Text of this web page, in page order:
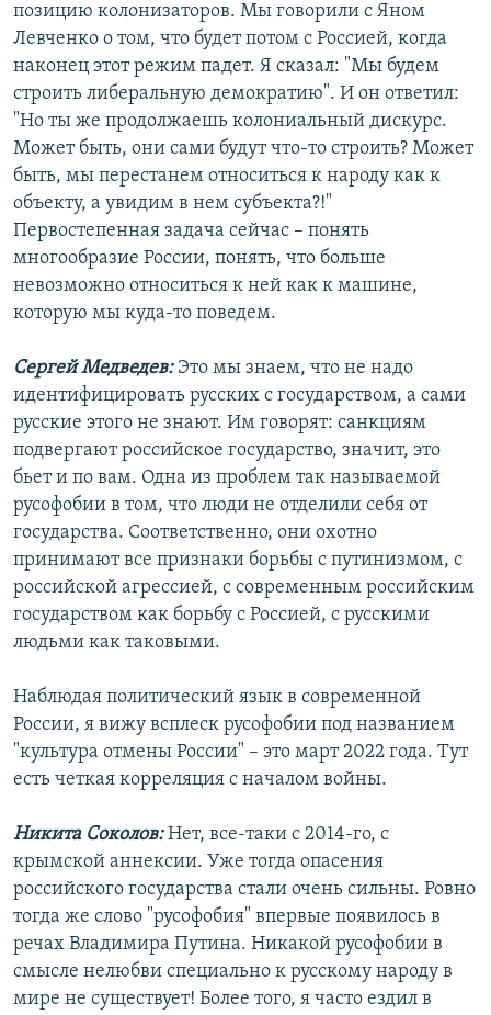
позицию колонизаторов. Мы говорили с Яном
Левченко о том, что будет потом с Россией, когда
наконец этот режим падет. Я сказал: "Мы будем
строить либеральную демократию". И он ответил:
"Но ты же продолжаешь колониальный дискурс.
Может быть, они сами будут что-то строить? Может
быть, мы перестанем относиться к народу как к
объекту, а увидим в нем субъекта?!"
Первостепенная задача сейчас – понять
многообразие России, понять, что больше
невозможно относиться к ней как к машине,
которую мы куда-то поведем.
Сергей Медведев: Это мы знаем, что не надо
идентифицировать русских с государством, а сами
русские этого не знают. Им говорят: санкциям
подвергают российское государство, значит, это
бьет и по вам. Одна из проблем так называемой
русофобии в том, что люди не отделили себя от
государства. Соответственно, они охотно
принимают все признаки борьбы с путинизмом, с
российской агрессией, с современным российским
государством как борьбу с Россией, с русскими
людьми как таковыми.
Наблюдая политический язык в современной
России, я вижу всплеск русофобии под названием
"культура отмены России" – это март 2022 года. Тут
есть четкая корреляция с началом войны.
Никита Соколов:Нет, все-таки с 2014-го, с
крымской аннексии. Уже тогда опасения
российского государства стали очень сильны. Ровно
тогда же слово "русофобия" впервые появилось в
речах Владимира Путина. Никакой русофобии в
смысле нелюбви специально к русскому народу в
мире не существует! Более того, я часто ездил в